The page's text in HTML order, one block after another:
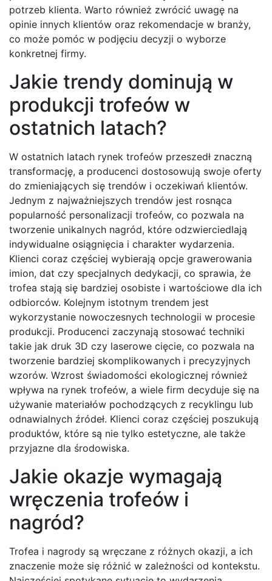
potrzeb klienta. Warto również zwrócić uwagę na
opinie innych klientów oraz rekomendacje w branży,
co może pomóc w podjęciu decyzji o wyborze
konkretnej firmy.
Jakie trendy dominują w
produkcji trofeów w
ostatnich latach?
W ostatnich latach rynek trofeów przeszedł znaczną
transformację, a producenci dostosowują swoje oferty
do zmieniających się trendów i oczekiwań klientów.
Jednym z najważniejszych trendów jest rosnąca
popularność personalizacji trofeów, co pozwala na
tworzenie unikalnych nagród, które odzwierciedlają
indywidualne osiągnięcia i charakter wydarzenia.
Klienci coraz częściej wybierają opcje grawerowania
imion, dat czy specjalnych dedykacji, co sprawia, że
trofea stają się bardziej osobiste i wartościowe dla ich
odbiorców. Kolejnym istotnym trendem jest
wykorzystanie nowoczesnych technologii w procesie
produkcji. Producenci zaczynają stosować techniki
takie jak druk 3D czy laserowe cięcie, co pozwala na
tworzenie bardziej skomplikowanych i precyzyjnych
wzorów. Wzrost świadomości ekologicznej również
wpływa na rynek trofeów, a wiele firm decyduje się na
używanie materiałów pochodzących z recyklingu lub
odnawialnych źródeł. Klienci coraz częściej poszukują
produktów, które są nie tylko estetyczne, ale także
przyjazne dla środowiska.
Jakie okazje wymagają
wręczenia trofeów i
nagród?
Trofea i nagrody są wręczane z różnych okazji, a ich
znaczenie może się różnić w zależności od kontekstu.